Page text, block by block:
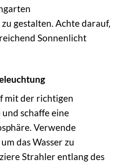
gestalten. Achte darauf,
Sonnenlicht
mit der richtigen
schaffe eine
Verwende
das Wasser zu
Strahler entlang des